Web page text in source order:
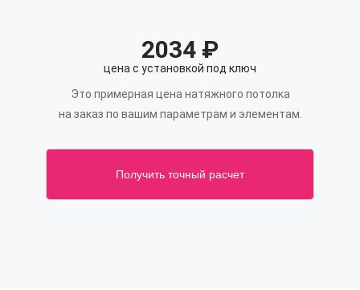
2034 ₽
цена с установкой под ключ
Это примерная цена натяжного потолка
на заказ по вашим параметрам и элементам.
Получить точный расчет